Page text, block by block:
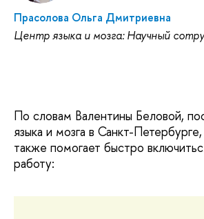
Прасолова Ольга Дмитриевна
Центр языка и мозга: Научный
По словам Валентины Беловой,
языка и мозга в Санкт-
также помогает быстро
работу: